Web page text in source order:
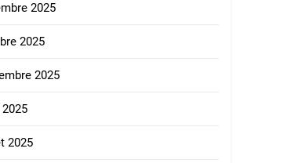
2025
2025
2025
2025